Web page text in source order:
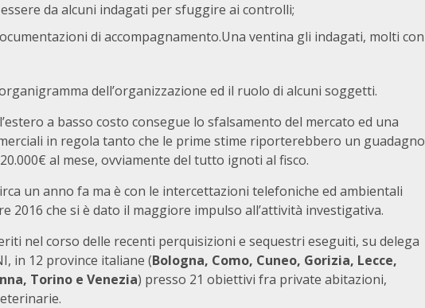
da alcuni indagati per sfuggire ai controlli;
di accompagnamento.Una ventina gli indagati, molti con
dell’organizzazione ed il ruolo di alcuni soggetti.
a basso costo consegue lo sfalsamento del mercato ed una
in regola tanto che le prime stime riporterebbero un guadagno
al mese, ovviamente del tutto ignoti al fisco.
un anno fa ma è con le intercettazioni telefoniche ed ambientali
2016 che si è dato il maggiore impulso all’attività investigativa.
nel corso delle recenti perquisizioni e sequestri eseguiti, su delega
in 12 province italiane (Bologna, Como, Cuneo, Gorizia, Lecce,
Torino e Venezia) presso 21 obiettivi fra private abitazioni,